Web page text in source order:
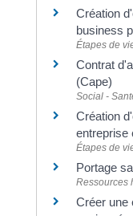
Création
business
Étapes de
Contrat
(Cape)
Social -
Création
entreprise
Étapes de
Portage
Ressources
Créer une